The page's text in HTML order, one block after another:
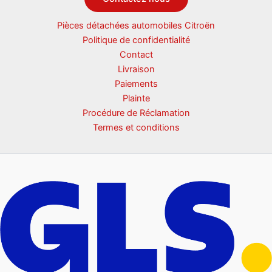
Pièces détachées automobiles Citroën
Politique de confidentialité
Contact
Livraison
Paiements
Plainte
Procédure de Réclamation
Termes et conditions